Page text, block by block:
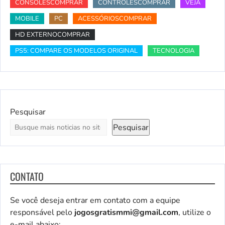
CONSOLESCOMPRAR
CONTROLESCOMPRAR
VEJA
MOBILE
PC
ACESSÓRIOSCOMPRAR
HD EXTERNOCOMPRAR
PS5: COMPARE OS MODELOS ORIGINAL
TECNOLOGIA
Pesquisar
Pesquisar
CONTATO
Se você deseja entrar em contato com a equipe
responsável pelojogosgratismmi@gmail.com, utilize o